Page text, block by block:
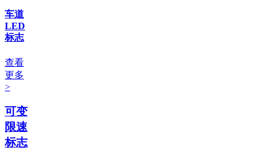
车道
LED
标志
查看
更多
>
可变
限速
标志